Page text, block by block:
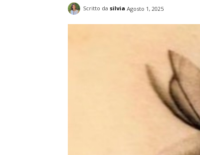
Scritto da silvia Agosto 1, 2025